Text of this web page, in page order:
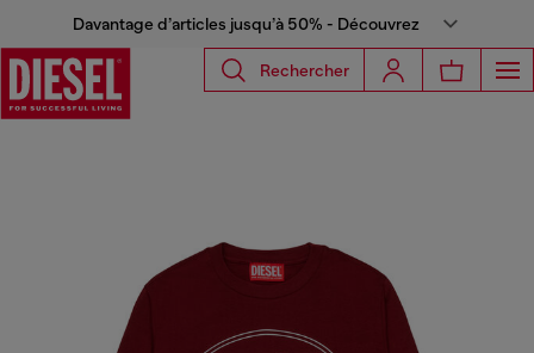
Davantage d’articles jusqu’à 50% - Découvrez
Rechercher